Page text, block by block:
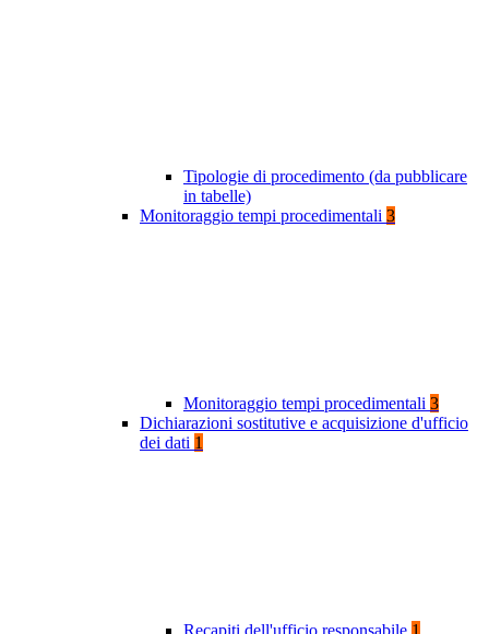
Tipologie di procedimento (da pubblicare
in tabelle)
Monitoraggio tempi procedimentali 3
Monitoraggio tempi procedimentali 3
Dichiarazioni sostitutive e acquisizione d'ufficio
dei dati 1